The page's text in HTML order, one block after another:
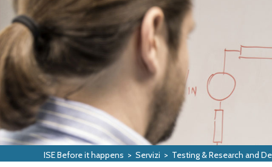
ISE Before it happens > Servizi > Testing & Research and